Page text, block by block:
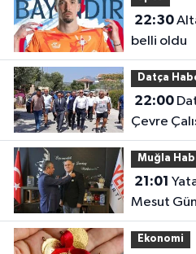
22:30Altay Bayındır'ın yeni takımı
belli oldu
Datça
22:00Datça’da Yol, Altyapı ve
Çevre
Muğla
21:01
Mesut
Yeni
Ekonomi